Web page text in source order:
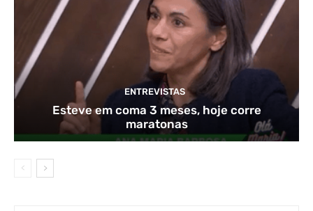
ENTREVISTAS
Esteve em coma 3 meses, hoje corre
maratonas